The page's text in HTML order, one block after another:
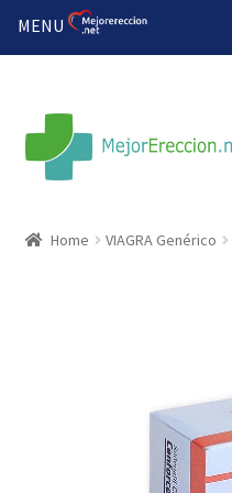
Home VIAGRA Genérico
MENU